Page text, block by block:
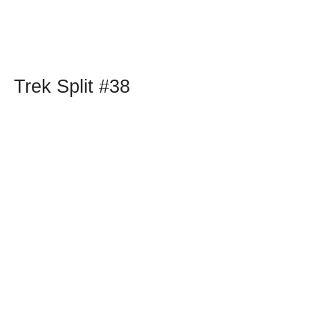
Trek Split #38